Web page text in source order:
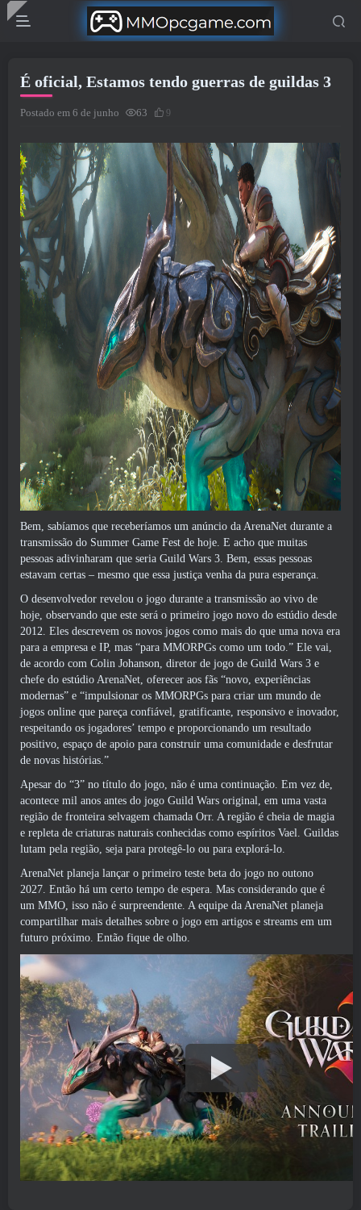
É oficial, Estamos tendo guerras de guildas 3
Postado em 6 de junho 63 9
Bem, sabíamos que receberíamos um anúncio da ArenaNet durante a
transmissão do Summer Game Fest de hoje. E acho que muitas
pessoas adivinharam que seria Guild Wars 3. Bem, essas pessoas
estavam certas – mesmo que essa justiça venha da pura esperança.
O desenvolvedor revelou o jogo durante a transmissão ao vivo de
hoje, observando que este será o primeiro jogo novo do estúdio desde
2012. Eles descrevem os novos jogos como mais do que uma nova era
para a empresa e IP, mas “para MMORPGs como um todo.” Ele vai,
de acordo com Colin Johanson, diretor de jogo de Guild Wars 3 e
chefe do estúdio ArenaNet, oferecer aos fãs “novo, experiências
modernas” e “impulsionar os MMORPGs para criar um mundo de
jogos online que pareça confiável, gratificante, responsivo e inovador,
respeitando os jogadores’ tempo e proporcionando um resultado
positivo, espaço de apoio para construir uma comunidade e desfrutar
de novas histórias.”
Apesar do “3” no título do jogo, não é uma continuação. Em vez de,
acontece mil anos antes do jogo Guild Wars original, em uma vasta
região de fronteira selvagem chamada Orr. A região é cheia de magia
e repleta de criaturas naturais conhecidas como espíritos Vael. Guildas
lutam pela região, seja para protegê-lo ou para explorá-lo.
ArenaNet planeja lançar o primeiro teste beta do jogo no outono
2027. Então há um certo tempo de espera. Mas considerando que é
um MMO, isso não é surpreendente. A equipe da ArenaNet planeja
compartilhar mais detalhes sobre o jogo em artigos e streams em um
futuro próximo. Então fique de olho.